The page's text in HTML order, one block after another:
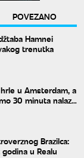
POVEZANO
Hamnei
trenutka
u Amsterdam, a
30 minuta nalazi
Brazilca:
u Realu